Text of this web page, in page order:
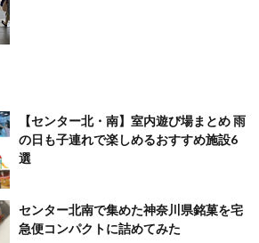
【センター北・南】室内遊び場まとめ 雨
の日も子連れで楽しめるおすすめ施設6
選
センター北南で集めた神奈川県銘菓を宅
急便コンパクトに詰めてみた